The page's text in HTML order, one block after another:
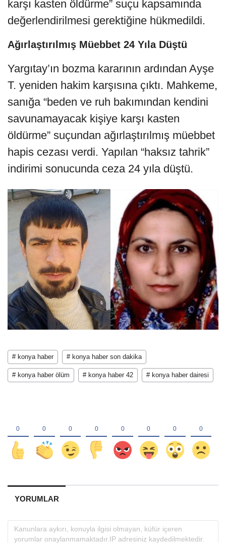
değerlendirilmesi gerektiğine hükmedildi.
Yargıtay’ın bozma kararının ardından Ayşe
T. yeniden hakim karşısına çıktı. Mahkeme,
sanığa “beden ve ruh bakımından kendini
savunamayacak kişiye karşı kasten
öldürme” suçundan ağırlaştırılmış müebbet
hapis cezası verdi. Yapılan “haksız tahrik”
indirimi sonucunda ceza 24 yıla düştü.
# konya haber # konya haber son dakika
# konya haber ölüm # konya haber 42 # konya haber dairesi